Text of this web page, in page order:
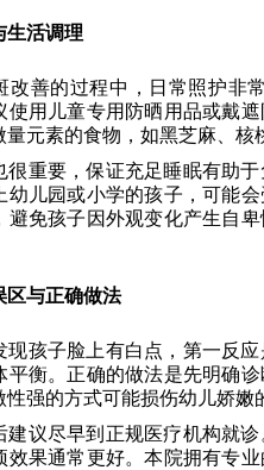
生活调理
改善的过程中，日常照护非
使用儿童专用防晒用品或戴
元素的食物，如黑芝麻、核
很重要，保证充足睡眠有助
幼儿园或小学的孩子，可能
避免孩子因外观变化产生自
区与正确做法
现孩子脸上有白点，第一反
平衡。正确的做法是先明确
强的方式可能损伤幼儿娇嫩
建议尽早到正规医疗机构就
效果通常更好。本院拥有专